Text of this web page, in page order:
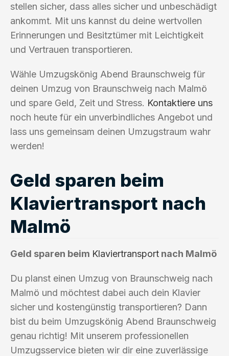
stellen sicher, dass alles sicher und unbeschädigt
ankommt. Mit uns kannst du deine wertvollen
Erinnerungen und Besitztümer mit Leichtigkeit
und Vertrauen transportieren.
Wähle Umzugskönig Abend Braunschweig für
deinen Umzug von Braunschweig nach Malmö
und spare Geld, Zeit und Stress. Kontaktiere uns
noch heute für ein unverbindliches Angebot und
lass uns gemeinsam deinen Umzugstraum wahr
werden!
Geld sparen beim
Klaviertransport nach
Malmö
Geld sparen beim Klaviertransport nach Malmö
Du planst einen Umzug von Braunschweig nach
Malmö und möchtest dabei auch dein Klavier
sicher und kostengünstig transportieren? Dann
bist du beim Umzugskönig Abend Braunschweig
genau richtig! Mit unserem professionellen
Umzugsservice bieten wir dir eine zuverlässige